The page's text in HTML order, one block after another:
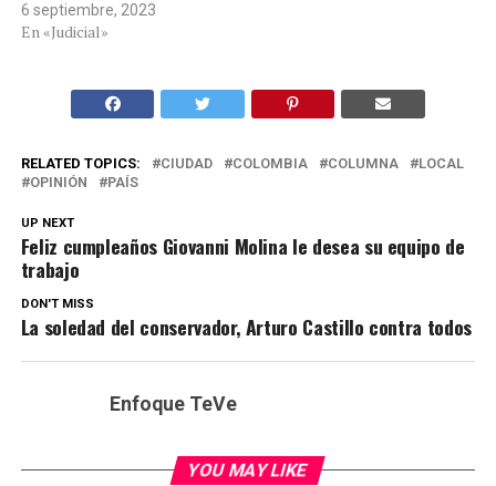
6 septiembre, 2023
En «Judicial»
RELATED TOPICS: CIUDAD COLOMBIA COLUMNA
LOCAL
OPINIÓN
PAÍS
UP NEXT
Feliz cumpleaños Giovanni Molina le desea su equipo de
trabajo
DON'T MISS
La soledad del conservador, Arturo Castillo contra todos
Enfoque TeVe
YOU MAY LIKE